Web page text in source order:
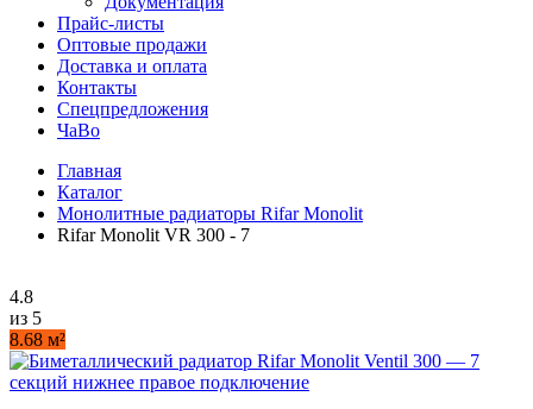
Прайс-листы
Оптовые продажи
Доставка и оплата
Контакты
Спецпредложения
ЧаВо
Главная
Каталог
Монолитные радиаторы Rifar Monolit
Rifar Monolit VR 300 - 7
4.8
из 5
8.68 м²